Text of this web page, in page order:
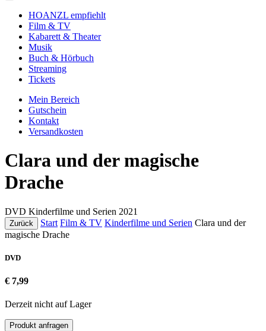
HOANZL empfiehlt
Film & TV
Kabarett & Theater
Musik
Buch & Hörbuch
Streaming
Tickets
Mein Bereich
Gutschein
Kontakt
Versandkosten
Clara und der magische
Drache
DVD Kinderfilme und Serien 2021
Zurück Start Film & TV Kinderfilme und Serien Clara und der
magische Drache
DVD
€ 7,99
Derzeit nicht auf Lager
Produkt anfragen